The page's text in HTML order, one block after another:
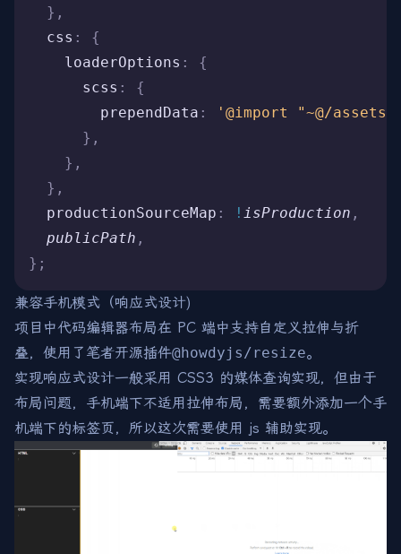
  },
  css
:
{
    loaderOptions
:
{
      scss
:
{
        prependData
:
'@import "~@/
      },
    },
  },
  productionSourceMap
: ! isProduction ,
  publicPath
,
};
兼容手机模式（响应式设计)
项目中代码编辑器布局在 PC 端中支持自定义拉伸与折
叠，使用了笔者开源插件@howdyjs/resize。
实现响应式设计一般采用 CSS3 的媒体查询实现，但由于
布局问题，手机端下不适用拉伸布局，需要额外添加一个手
机端下的标签页，所以这次需要使用 js 辅助实现。